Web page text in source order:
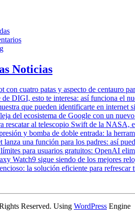
Noticias
con cuatro patas y aspecto de centauro
de DIGI, esto te interesa: así funciona el
que pueden identificarte en internet
del ecosistema de Google con un
rescatar al telescopio Swift de la NASA,
y bomba de doble entrada: la
lanza una función para los padres: así
para usuarios gratuitos: OpenAI
Watch9 sigue siendo de los mejores
la solución eficiente para
Reserved. Using WordPress Engine